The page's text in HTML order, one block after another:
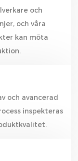
och
och våra
kan möta
och avancerad
inspekteras